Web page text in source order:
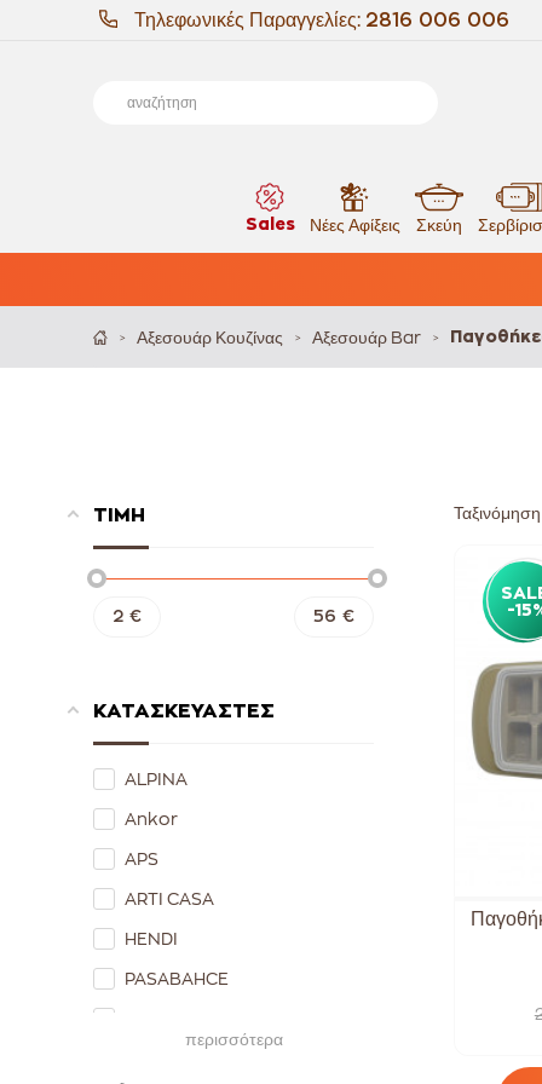
Τηλεφωνικές Παραγγελίες: 2816 006 006
Sales Νέες Αφίξεις Σκεύη
> Αξεσουάρ Κουζίνας > Αξεσουάρ Bar >
ΤΙΜΗ
2 € 56 €
ΚΑΤΑΣΚΕΥΑΣΤΕΣ
ALPINA
Ankor
APS
ARTI CASA
HENDI
PASABAHCE
περισσότερα
-